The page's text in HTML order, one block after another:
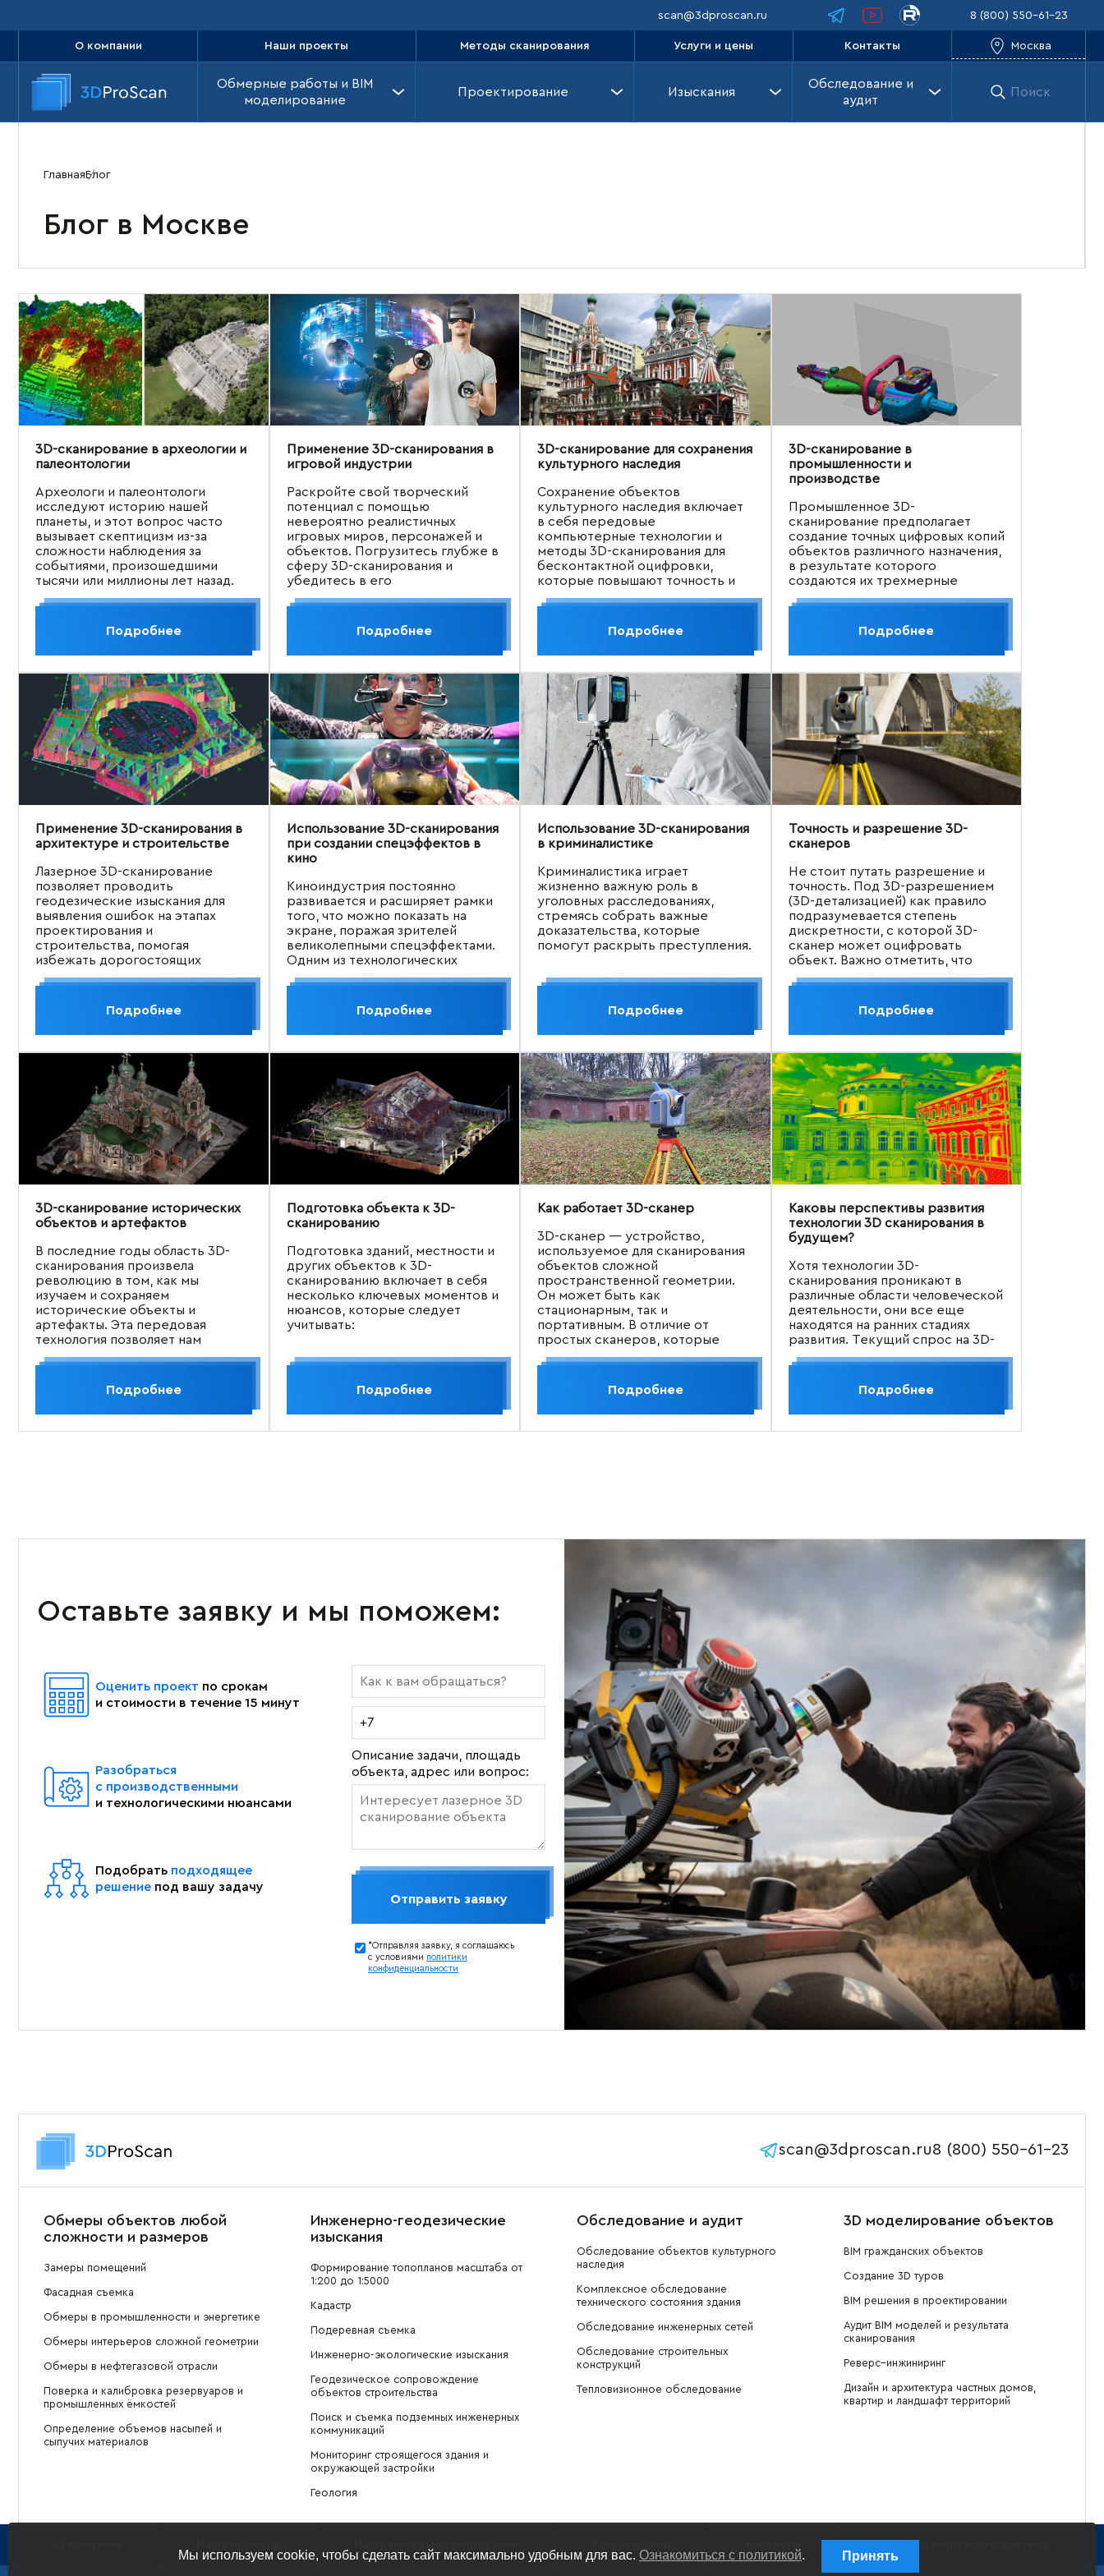
scan@3dproscan.ru 8 (800) 550-61-23
О компании Наши проекты Методы сканирования Услуги и цены Контакты Москва
Обмерные работы и BIM
моделирование
Проектирование Изыскания
Обследование и
аудит
Поиск
Главная Блог
Блог в Москве
3D-сканирование в археологии и
палеонтологии
Археологи и палеонтологи
исследуют историю нашей
планеты, и этот вопрос часто
вызывает скептицизм из-за
сложности наблюдения за
событиями, произошедшими
тысячи или миллионы лет назад.
Подробнее
Применение 3D-сканирования в
игровой индустрии
Раскройте свой творческий
потенциал с помощью
невероятно реалистичных
игровых миров, персонажей и
объектов. Погрузитесь глубже в
сферу 3D-сканирования и
убедитесь в его
беспрецедентных
преимуществах, которые
способствуют революционному
изменению вашего процесса
разработки игр.
Подробнее
3D-сканирование для сохранения
культурного наследия
Сохранение объектов
культурного наследия включает
в себя передовые
компьютерные технологии и
методы 3D-сканирования для
бесконтактной оцифровки,
которые повышают точность и
эффективность регистрации их
текущего состояния. Этот
современный подход
превосходит традиционное
архивирование и фотографию,
предлагая ценные данные для
потенциальных реставрационных
работ.
Подробнее
3D-сканирование в
промышленности и
производстве
Промышленное 3D-
сканирование предполагает
создание точных цифровых копий
объектов различного назначения,
в результате которого
создаются их трехмерные
модели в подходящих форматах
для дальнейшего использования в
средах САПР, таких как Autodesk,
SolidWorks, CATIA и т. д.
Подробнее
Применение 3D-сканирования в
архитектуре и строительстве
Лазерное 3D-сканирование
позволяет проводить
геодезические изыскания для
выявления ошибок на этапах
проектирования и
строительства, помогая
избежать дорогостоящих
переделок.
Подробнее
Использование 3D-сканирования
при создании спецэффектов в
кино
Киноиндустрия постоянно
развивается и расширяет рамки
того, что можно показать на
экране, поражая зрителей
великолепными спецэффектами.
Одним из технологических
достижений, которое стало
прорывом в создании таких
эффектов, является трехмерное
сканирование.
Подробнее
Использование 3D-сканирования
в криминалистике
Криминалистика играет
жизненно важную роль в
уголовных расследованиях,
стремясь собрать важные
доказательства, которые
помогут раскрыть преступления.
Подробнее
Точность и разрешение 3D-
сканеров
Не стоит путать разрешение и
точность. Под 3D-разрешением
(3D-детализацией) как правило
подразумевается степень
дискретности, с которой 3D-
сканер может оцифровать
объект. Важно отметить, что
высокое разрешение не всегда
гарантирует высокую точность,
и наоборот.Подробнее
3D-сканирование исторических
объектов и артефактов
В последние годы область 3D-
сканирования произвела
революцию в том, как мы
изучаем и сохраняем
исторические объекты и
артефакты. Эта передовая
технология позволяет нам
фиксировать и воссоздавать
сложные детали древних
реликвий, предоставляя
исследователям, историкам и
энтузиастам беспрецедентный
доступ к нашему культурному
Подробнее
Подготовка объекта к 3D-
сканированию
Подготовка зданий, местности и
других объектов к 3D-
сканированию включает в себя
несколько ключевых моментов и
нюансов, которые следует
учитывать:
Подробнее
Как работает 3D-сканер
3D-сканер — устройство,
используемое для сканирования
объектов сложной
пространственной геометрии.
Он может быть как
стационарным, так и
портативным. В отличие от
простых сканеров, которые
обрабатывают изображения в
плоскости, 3D-сканеры
захватывают физические
трехмерные объекты, выводя
информацию полигональной
моделью или облаком точек.
Подробнее
Каковы перспективы развития
технологии 3D сканирования в
будущем?
Хотя технологии 3D-
сканирования проникают в
различные области человеческой
деятельности, они все еще
находятся на ранних стадиях
развития. Текущий спрос на 3D-
сканеры стремительно растет,
достигая новых высот с каждым
Подробнее
Оставьте заявку и мы поможем:
Оценить проект по срокам
и стоимости в течение 15 минут
Разобраться
с производственными
и технологическими нюансами
Подобрать подходящее
решение под вашу задачу
Описание задачи, площадь
объекта, адрес или вопрос:
Отправить заявку
*Отправляя заявку, я соглашаюсь
с условиями политики
конфиденциальности
scan@3dproscan.ru8 (800) 550-61-23
Обмеры объектов любой
сложности и размеров
Замеры помещений
Фасадная съемка
Обмеры в промышленности и энергетике
Обмеры интерьеров сложной геометрии
Обмеры в нефтегазовой отрасли
Поверка и калибровка резервуаров и
промышленных ёмкостей
Определение объемов насыпей и
сыпучих материалов
Инженерно-геодезические
изыскания
Формирование топопланов масштаба от
1:200 до 1:5000
Кадастр
Подеревная съемка
Инженерно-экологические изыскания
Геодезическое сопровождение
объектов строительства
Поиск и съемка подземных инженерных
коммуникаций
Мониторинг строящегося здания и
окружающей застройки
Геология
Обследование и аудит
Обследование объектов культурного
наследия
Комплексное обследование
технического состояния здания
Обследование инженерных сетей
Обследование строительных
конструкций
Тепловизионное обследование
3D моделирование объектов
BIM гражданских объектов
Создание 3D туров
BIM решения в проектировании
Аудит BIM моделей и результата
сканирования
Реверс–инжиниринг
Дизайн и архитектура частных домов,
квартир и ландшафт территорий
Мы используем cookie, чтобы сделать сайт максимально удобным для вас. Ознакомиться с политикой. Принять